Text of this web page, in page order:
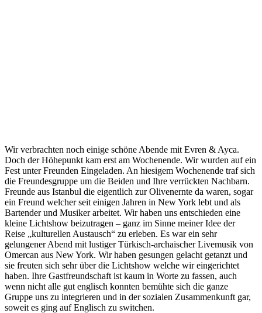
Wir verbrachten noch einige schöne Abende mit Evren & Ayca.
Doch der Höhepunkt kam erst am Wochenende. Wir wurden auf ein
Fest unter Freunden Eingeladen. An hiesigem Wochenende traf sich
die Freundesgruppe um die Beiden und Ihre verrückten Nachbarn.
Freunde aus Istanbul die eigentlich zur Olivenernte da waren, sogar
ein Freund welcher seit einigen Jahren in New York lebt und als
Bartender und Musiker arbeitet. Wir haben uns entschieden eine
kleine Lichtshow beizutragen – ganz im Sinne meiner Idee der
Reise „kulturellen Austausch“ zu erleben. Es war ein sehr
gelungener Abend mit lustiger Türkisch-archaischer Livemusik von
Omercan aus New York. Wir haben gesungen gelacht getanzt und
sie freuten sich sehr über die Lichtshow welche wir eingerichtet
haben. Ihre Gastfreundschaft ist kaum in Worte zu fassen, auch
wenn nicht alle gut englisch konnten bemühte sich die ganze
Gruppe uns zu integrieren und in der sozialen Zusammenkunft gar,
soweit es ging auf Englisch zu switchen.